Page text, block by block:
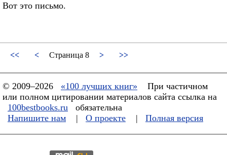
Вот это письмо.
<< < Страница 8 > >>
© 2009–2026 «100 лучших книг»
При частичном
или полном цитировании материалов сайта ссылка на
100bestbooks.ru
обязательна
Напишите нам
| О проекте | Полная версия